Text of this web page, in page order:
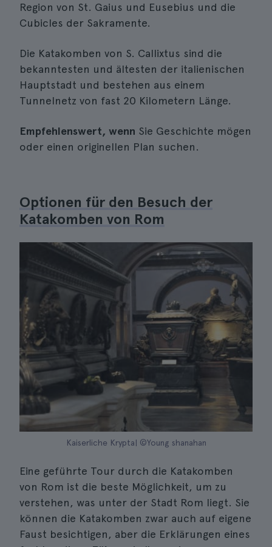
Region von St. Gaius und Eusebius und die
Cubicles der Sakramente.
Die Katakomben von S. Callixtus sind die
bekanntesten und ältesten der italienischen
Hauptstadt und bestehen aus einem
Tunnelnetz von fast 20 Kilometern Länge.
Empfehlenswert, wenn Sie Geschichte mögen
oder einen originellen Plan suchen.
Optionen für den Besuch der
Katakomben von Rom
Kaiserliche Krypta| ©Young shanahan
Eine geführte Tour durch die Katakomben
von Rom ist die beste Möglichkeit, um zu
verstehen, was unter der Stadt Rom liegt. Sie
können die Katakomben zwar auch auf eigene
Faust besichtigen, aber die Erklärungen eines